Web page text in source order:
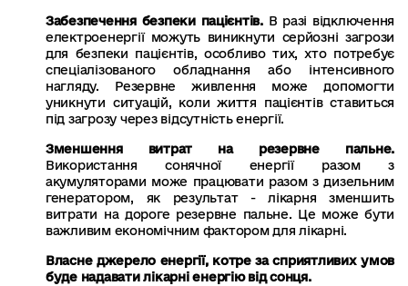
Забезпечення безпеки пацієнтів. В разі відключення
електроенергії можуть виникнути серйозні загрози
для безпеки пацієнтів, особливо тих, хто потребує
спеціалізованого обладнання або інтенсивного
нагляду. Резервне живлення може допомогти
уникнути ситуацій, коли життя пацієнтів ставиться
під загрозу через відсутність енергії.
Зменшення витрат на резервне пальне.
Використання сонячної енергії разом з
акумуляторами може працювати разом з дизельним
генератором, як результат - лікарня зменшить
витрати на дороге резервне пальне. Це може бути
важливим економічним фактором для лікарні.
Власне джерело енергії, котре за сприятливих умов
буде надавати лікарні енергію від сонця.